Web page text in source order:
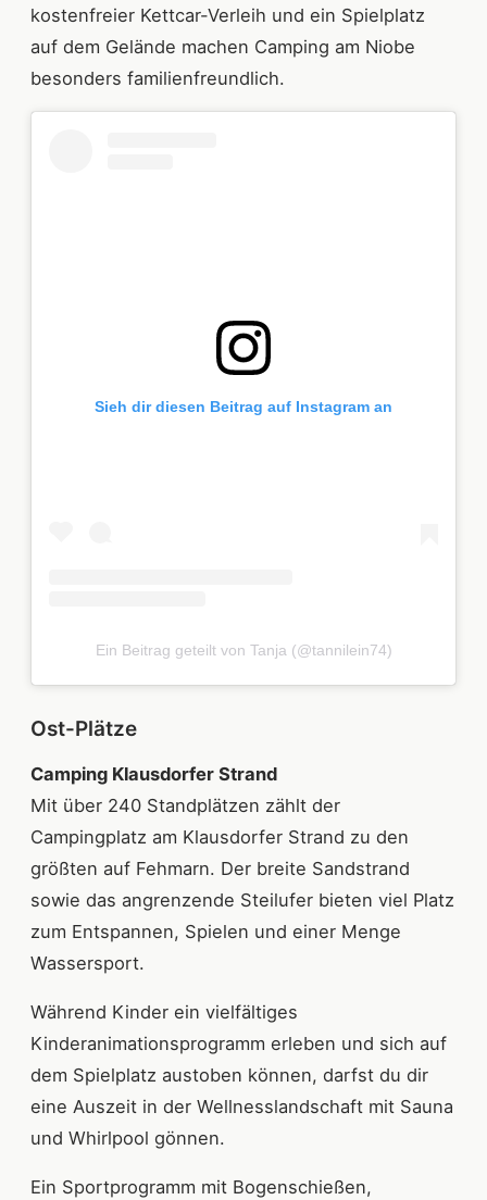
kostenfreier Kettcar-Verleih und ein Spielplatz
auf dem Gelände machen Camping am Niobe
besonders familienfreundlich.
Sieh dir diesen Beitrag auf Instagram an
Ein Beitrag geteilt von Tanja (@tannilein74)
Ost-Plätze
Camping Klausdorfer Strand
Mit über 240 Standplätzen zählt der
Campingplatz am Klausdorfer Strand zu den
größten auf Fehmarn. Der breite Sandstrand
sowie das angrenzende Steilufer bieten viel Platz
zum Entspannen, Spielen und einer Menge
Wassersport.
Während Kinder ein vielfältiges
Kinderanimationsprogramm erleben und sich auf
dem Spielplatz austoben können, darfst du dir
eine Auszeit in der Wellnesslandschaft mit Sauna
und Whirlpool gönnen.
Ein Sportprogramm mit Bogenschießen,